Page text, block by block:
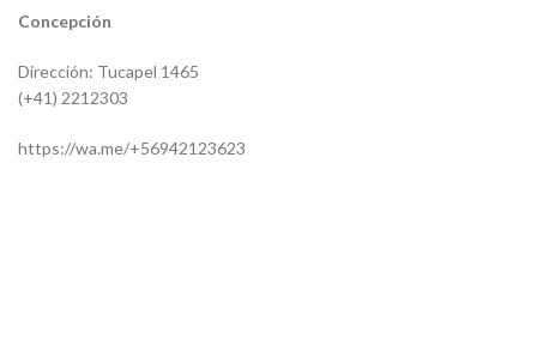
Concepción
Dirección: Tucapel 1465
(+41) 2212303
https://wa.me/+56942123623